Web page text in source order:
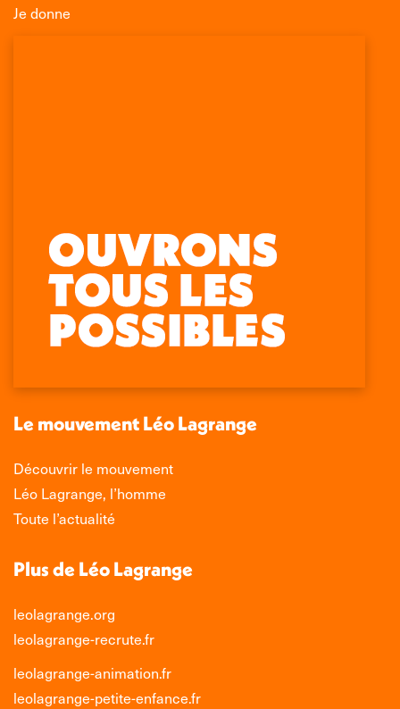
Je donne
Retrouvez-nous sur :
Facebook
s'ouvre
une
fenêtre
La
page
X
s'ouvre
une
fenêtre
La
page
LinkedIn
s'ouvre
une
fenêtre
La
page
Instagram
s'ouvre
une
nouvelle
fenêtre
Le mouvement Léo Lagrange
Découvrir le mouvement
Léo Lagrange, l’homme
Toute l’actualité
Plus de Léo Lagrange
leolagrange.org
leolagrange-recrute.fr
leolagrange-animation.fr
leolagrange-petite-enfance.fr